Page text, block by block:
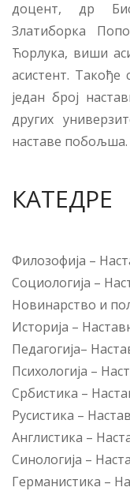
доцент, др
Златиборка
Ћорлука, виши
асистент. Такође
један број
других
наставе побољша.
КАТЕДРЕ
Филозофија –
Социологија –
Новинарство и
Историја –
Педагогија–
Психологија –
Србистика –
Русистика –
Англистика –
Синологија –
Германистика –